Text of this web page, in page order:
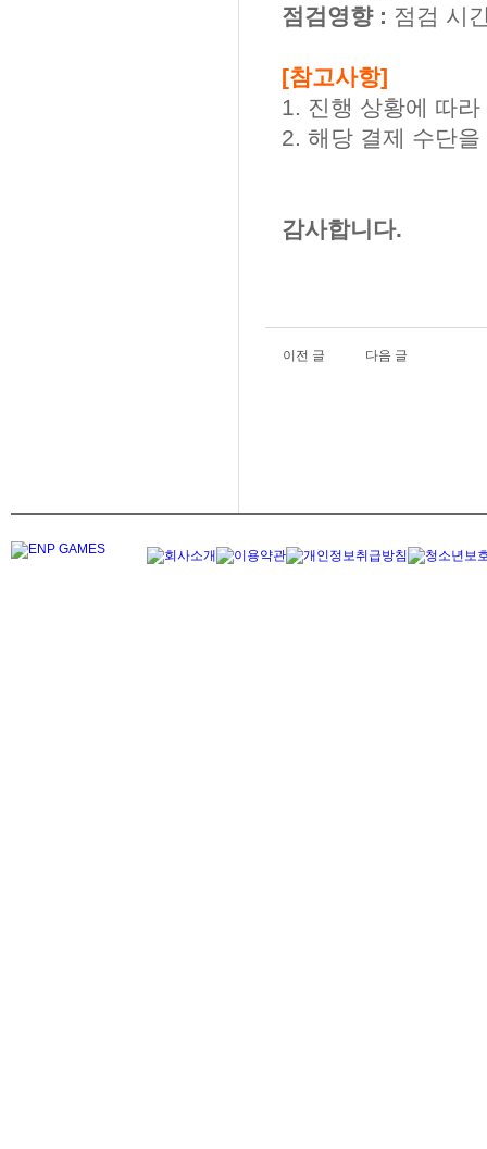
점검영향 : 점검 시
[참고사항]
1. 진행 상황에 따
2. 해당 결제 수단
감사합니다.
이전 글 다음 글